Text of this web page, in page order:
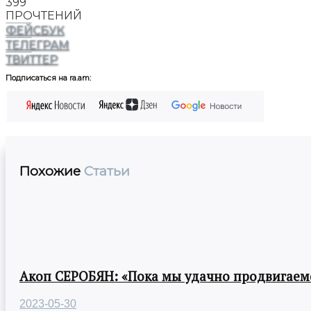
ПРОЧТЕНИЙ
ФЕЙСБУК
ТЕЛЕГРАМ
ТВИТТЕР
Подписаться на ra.am:
Похожие Статьи
Акоп СЕРОБЯН: «Пока мы удачно
2023-05-30